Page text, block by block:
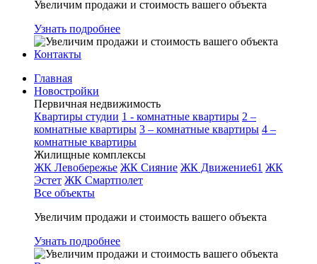
Увеличим продажи и стоимость вашего объекта
Узнать подробнее
Контакты
Главная
Новостройки
Первичная недвижимость
Квартиры студии 1 - комнатные квартиры 2 –
комнатные квартиры 3 – комнатные квартиры 4 –
комнатные квартиры
Жилищные комплексы
ЖК Левобережье ЖК Сияние ЖК Движение61 ЖК
Эстет ЖК Смартполет
Все объекты
Увеличим продажи и стоимость вашего объекта
Узнать подробнее